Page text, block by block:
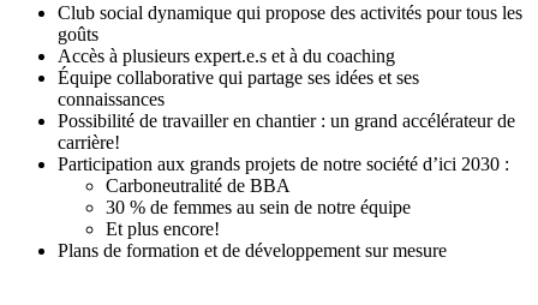
Club social dynamique qui propose des activités pour tous les
goûts
Accès à plusieurs expert.e.s et à du coaching
Équipe collaborative qui partage ses idées et ses
connaissances
Possibilité de travailler en chantier : un grand accélérateur de
carrière!
Participation aux grands projets de notre société d’ici 2030 :
Carboneutralité de BBA
30 % de femmes au sein de notre équipe
Et plus encore!
Plans de formation et de développement sur mesure